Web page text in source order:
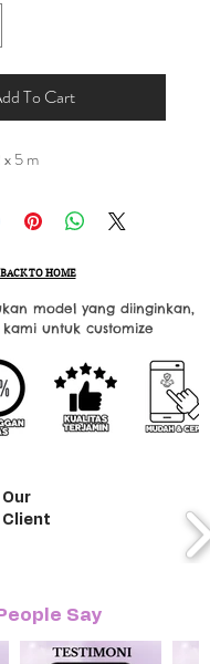
To Cart
x 5 m
TO HOME
model yang diinginkan,
untuk customize
Our
Client
Say